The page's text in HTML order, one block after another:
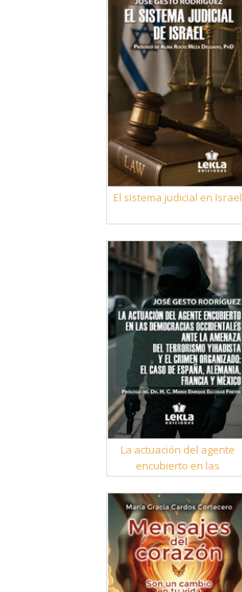
El sistema judicial en Israel
La actuación del agente
encubierto en las
democracias occidentales